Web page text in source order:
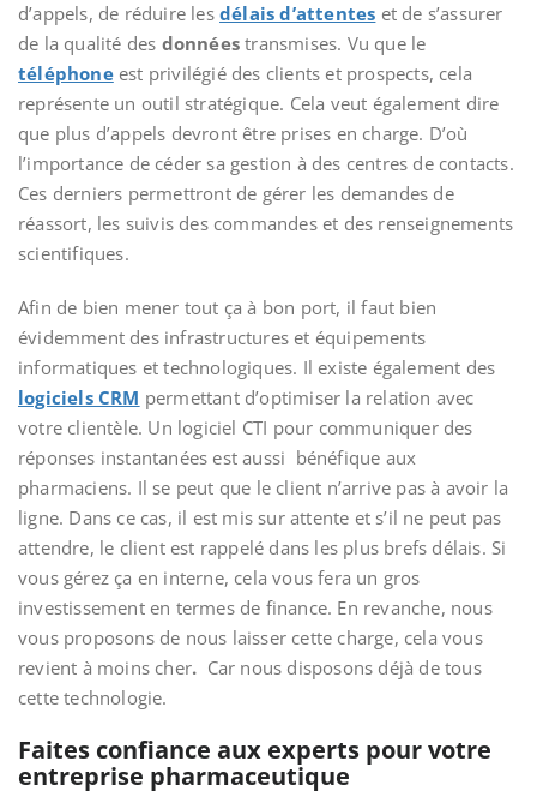
d’appels, de réduire les délais d’attentes et de s’assurer
de la qualité des données transmises. Vu que le
téléphoneest privilégié des clients et prospects, cela
représente un outil stratégique. Cela veut également dire
que plus d’appels devront être prises en charge. D’où
l’importance de céder sa gestion à des centres de contacts.
Ces derniers permettront de gérer les demandes de
réassort, les suivis des commandes et des renseignements
scientifiques.
Afin de bien mener tout ça à bon port, il faut bien
évidemment des infrastructures et équipements
informatiques et technologiques. Il existe également des
logiciels CRM permettant d’optimiser la relation avec
votre clientèle. Un logiciel CTI pour communiquer des
réponses instantanées est aussi bénéfique aux
pharmaciens. Il se peut que le client n’arrive pas à avoir la
ligne. Dans ce cas, il est mis sur attente et s’il ne peut pas
attendre, le client est rappelé dans les plus brefs délais. Si
vous gérez ça en interne, cela vous fera un gros
investissement en termes de finance. En revanche, nous
vous proposons de nous laisser cette charge, cela vous
revient à moins cher. Car nous disposons déjà de tous
cette technologie.
Faites confiance aux experts pour votre
entreprise pharmaceutique